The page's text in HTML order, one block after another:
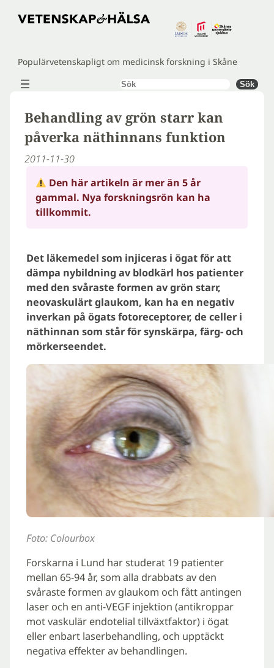
Hoppa
Populärvetenskapligt om medicinsk forskning i Skåne
Sök Sök
Behandling av grön starr kan
påverka näthinnans funktion
2011-11-30
Den här artikeln är mer än 5 år
gammal. Nya forskningsrön kan ha
tillkommit.
Det läkemedel som injiceras i ögat för att
dämpa nybildning av blodkärl hos patienter
med den svåraste formen av grön starr,
neovaskulärt glaukom, kan ha en negativ
inverkan på ögats fotoreceptorer, de celler i
näthinnan som står för synskärpa, färg- och
mörkerseendet.
Foto: Colourbox
Forskarna i Lund har studerat 19 patienter
mellan 65-94 år, som alla drabbats av den
svåraste formen av glaukom och fått antingen
laser och en anti-VEGF injektion (antikroppar
mot vaskulär endotelial tillväxtfaktor) i ögat
eller enbart laserbehandling, och upptäckt
negativa effekter av behandlingen.